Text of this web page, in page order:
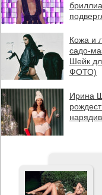
Кожа и
садо-
Шейк
ФОТО)
Ирина